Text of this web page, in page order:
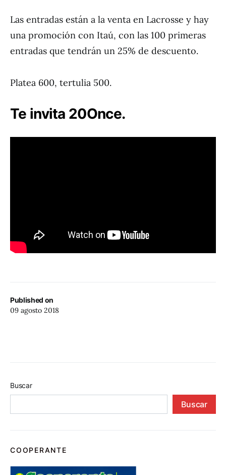
Published on
09 agosto 2018
Las entradas están a la venta en Lacrosse y hay
una promoción con Itaú, con las 100 primeras
entradas que tendrán un 25% de descuento.
Platea 600, tertulia 500.
Te invita 20Once.
Buscar
Buscar
COOPERANTE